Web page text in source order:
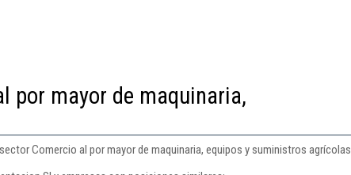
por mayor de maquinaria,
Comercio al por mayor de maquinaria, equipos y suministros agrícolas.